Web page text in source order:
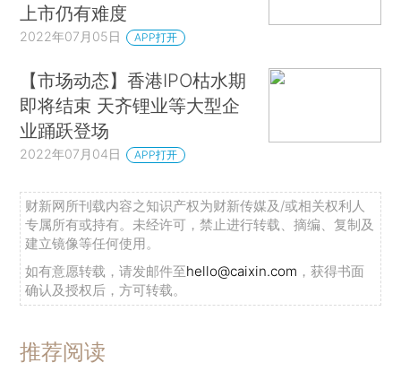
上市仍有难度
2022年07月05日 APP打开
【市场动态】香港IPO枯水期
即将结束 天齐锂业等大型企
业踊跃登场
2022年07月04日 APP打开
财新网所刊载内容之知识产权为财新传媒及/或相关权利人
专属所有或持有。未经许可，禁止进行转载、摘编、复制及
建立镜像等任何使用。
如有意愿转载，请发邮件至hello@caixin.com ，获得书面
确认及授权后，方可转载。
推荐阅读